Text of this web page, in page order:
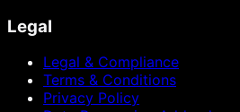
Legal
Legal & Compliance
Terms & Conditions
Privacy Policy